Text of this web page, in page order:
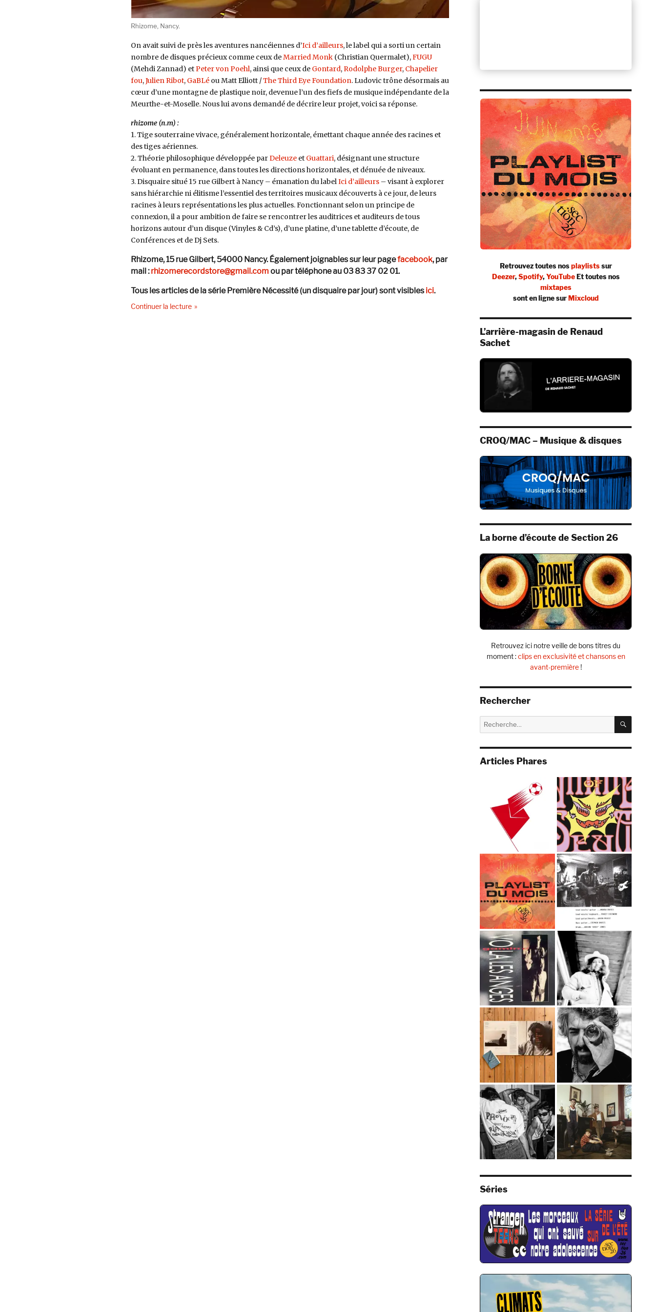
Rhizome, Nancy.
On avait suivi de près les aventures nancéiennes d’Ici d’ailleurs, le label qui a sorti un certain
nombre de disques précieux comme ceux deMarried Monk(Christian Quermalet),FUGU
(Mehdi Zannad) etPeter von Poehl, ainsi que ceux de Gontard,Rodolphe Burger, Chapelier
fou,Julien Ribot, GaBLéou Matt Elliott /The Third Eye Foundation. Ludovic trône désormais au
cœurd’une montagne de plastique noir, devenue l’un des fiefs de musique indépendante dela
Meurthe-et-Moselle.Nous lui avons demandé de décrire leur projet, voici sa réponse.
rhizome (n.m) :
1. Tige souterraine vivace, généralement horizontale, émettant chaque année des racines et
des tiges aériennes.
2. Théorie philosophique développée parDeleuzeet Guattari, désignant une structure
évoluant en permanence, dans toutes les directions horizontales, et dénuée de niveaux.
3. Disquaire situé 15 rue Gilbert à Nancy – émanation du labelIci d’ailleurs– visant à explorer
sans hiérarchie ni élitisme l’essentiel des territoires musicaux découverts à ce jour, de leurs
racines à leurs représentations les plus actuelles. Fonctionnant selon un principe de
connexion, il a pour ambition de faire se rencontrer les auditrices et auditeurs de tous
horizons autour d’un disque (Vinyles & Cd’s), d’une platine, d’une tablette d’écoute, de
Conférences et de Dj Sets.
Rhizome, 15 rue Gilbert, 54000 Nancy. Également joignables sur leur pagefacebook, par
mail :rhizomerecordstore@gmail.com ou par téléphone au 03 83 37 02 01.
Tous les articles de la série Première Nécessité (un disquaire par jour) sont visibles ici.
Continuer la lecturede « Clique & Collecte chez Rhizome à Nancy »
Retrouvez toutes nosplaylistssur
Deezer,Spotify,YouTubeEt toutes nos
mixtapes
sont en ligne surMixcloud
L’arrière-magasin de Renaud
Sachet
CROQ/MAC – Musique & disques
La borne d’écoute de Section 26
Retrouvez ici notre veille de bons titres du
moment :clips en exclusivité et chansons en
avant-première!
Rechercher
Recherche
pour :
Articles Phares
Séries